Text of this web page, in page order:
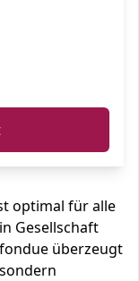
optimal für alle
Gesellschaft
überzeugt